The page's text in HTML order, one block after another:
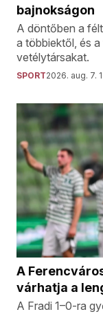
bajnokságon
A döntőben a
a többiektől, és
vetélytársakat.
SPORT2026. aug. 7.
A
várhatja a
A Fradi 1–0-ra